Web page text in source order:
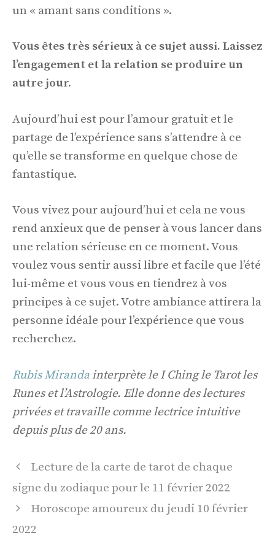
un « amant sans conditions ».
Vous êtes très sérieux à ce sujet aussi. Laissez
l’engagement et la relation se produire un
autre jour.
Aujourd’hui est pour l’amour gratuit et le
partage de l’expérience sans s’attendre à ce
qu’elle se transforme en quelque chose de
fantastique.
Vous vivez pour aujourd’hui et cela ne vous
rend anxieux que de penser à vous lancer dans
une relation sérieuse en ce moment. Vous
voulez vous sentir aussi libre et facile que l’été
lui-même et vous vous en tiendrez à vos
principes à ce sujet. Votre ambiance attirera la
personne idéale pour l’expérience que vous
recherchez.
Rubis Mirandainterprète le I Ching le Tarot les
Runes et l’Astrologie. Elle donne des lectures
privées et travaille comme lectrice intuitive
depuis plus de 20 ans.
Navigation
des
Lecture de la carte de tarot de chaque
signe du zodiaque pour le 11 février 2022
Horoscope amoureux du jeudi 10 février
2022